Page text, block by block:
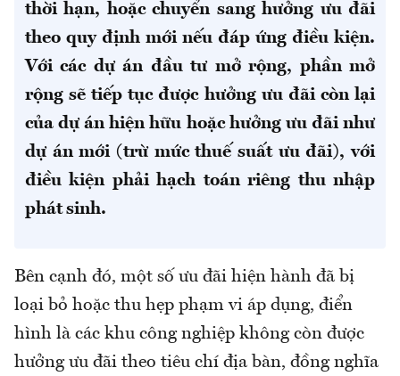
thời hạn, hoặc chuyển sang hưởng ưu đãi
theo quy định mới nếu đáp ứng điều kiện.
Với các dự án đầu tư mở rộng, phần mở
rộng sẽ tiếp tục được hưởng ưu đãi còn lại
của dự án hiện hữu hoặc hưởng ưu đãi như
dự án mới (trừ mức thuế suất ưu đãi), với
điều kiện phải hạch toán riêng thu nhập
phát sinh.
Bên cạnh đó, một số ưu đãi hiện hành đã bị
loại bỏ hoặc thu hẹp phạm vi áp dụng, điển
hình là các khu công nghiệp không còn được
hưởng ưu đãi theo tiêu chí địa bàn, đồng nghĩa